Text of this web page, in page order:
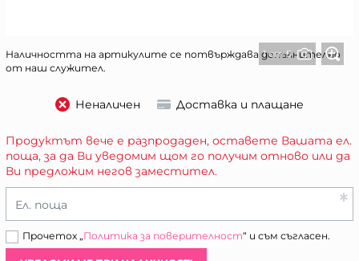
1 от 5
Наличността на артикулите се потвърждава допълнително
от наш служител.
Неналичен Доставка и плащане
Продуктът вече е разпродаден, оставете Вашата ел.
поща, за да Ви уведомим щом го получим отново или да
Ви предложим негов заместител.
Ел. поща
Прочетох „Политика за поверителност“ и съм съгласен.